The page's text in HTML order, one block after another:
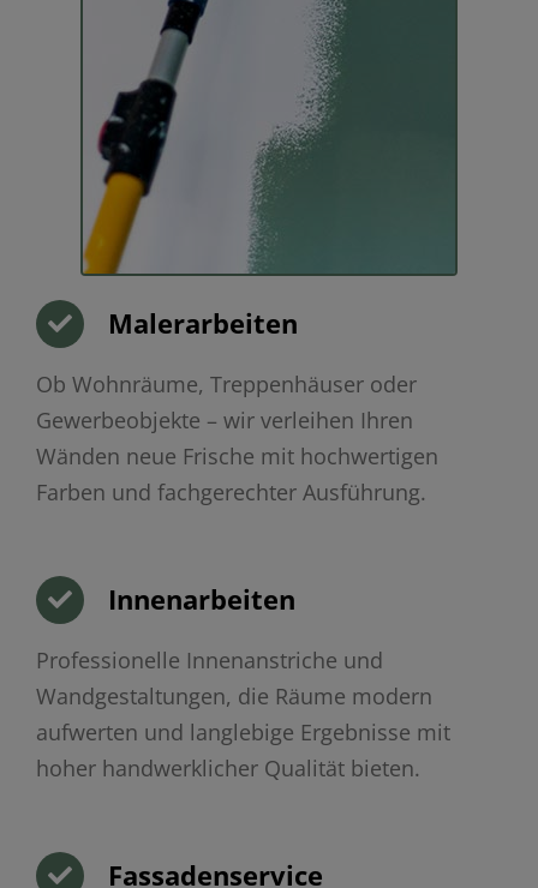
Malerarbeiten
Ob Wohnräume, Treppenhäuser oder
Gewerbeobjekte – wir verleihen Ihren
Wänden neue Frische mit hochwertigen
Farben und fachgerechter Ausführung.
Innenarbeiten
Professionelle Innenanstriche und
Wandgestaltungen, die Räume modern
aufwerten und langlebige Ergebnisse mit
hoher handwerklicher Qualität bieten.
Fassadenservice